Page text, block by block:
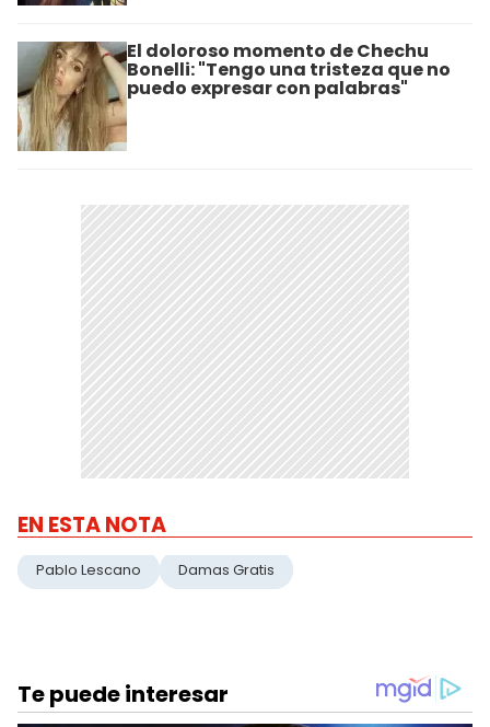
El doloroso momento de Chechu
Bonelli: "Tengo una tristeza que no
puedo expresar con palabras"
EN ESTA NOTA
Pablo Lescano Damas Gratis